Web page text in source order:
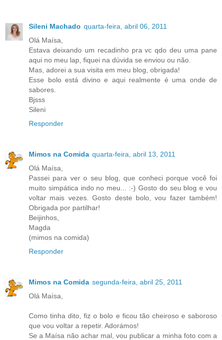
Sileni Machado quarta-feira, abril 06, 2011
Olá Maísa,
Estava deixando um recadinho pra vc qdo deu uma pane
aqui no meu lap, fiquei na dúvida se enviou ou não.
Mas, adorei a sua visita em meu blog, obrigada!
Esse bolo está divino e aqui realmente é uma onde de
sabores.
Bjsss
Sileni
Responder
Mimos na Comida quarta-feira, abril 13, 2011
Olá Maísa,
Passei para ver o seu blog, que conheci porque você foi
muito simpática indo no meu... :-) Gosto do seu blog e vou
voltar mais vezes. Gosto deste bolo, vou fazer também!
Obrigada por partilhar!
Beijinhos,
Magda
(mimos na comida)
Responder
Mimos na Comida segunda-feira, abril 25, 2011
Olá Maísa,
Como tinha dito, fiz o bolo e ficou tão cheiroso e saboroso
que vou voltar a repetir. Adorámos!
Se a Maísa não achar mal, vou publicar a minha foto com a